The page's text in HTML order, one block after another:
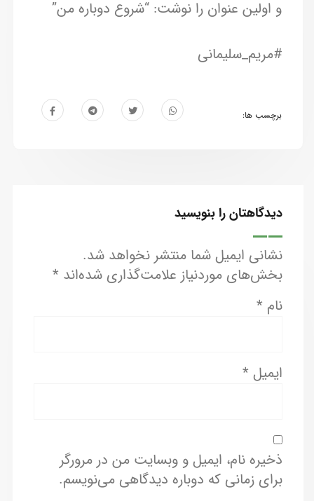
و اولین عنوان را نوشت: “شروع دوباره من”
#مریم_سلیمانی
برچسب ها:
دیدگاهتان را بنویسید
نشانی ایمیل شما منتشر نخواهد شد.
بخش‌های موردنیاز علامت‌گذاری شده‌اند *
نام *
ایمیل *
ذخیره نام، ایمیل و وبسایت من در مرورگر
برای زمانی که دوباره دیدگاهی می‌نویسم.